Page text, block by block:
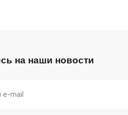
на наши новости